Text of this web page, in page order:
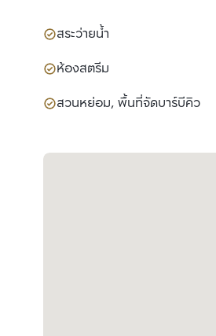
สระว่ายน้ำ
ห้องสตรีม
สวนหย่อม, พื้นที่จัดบาร์บีคิว